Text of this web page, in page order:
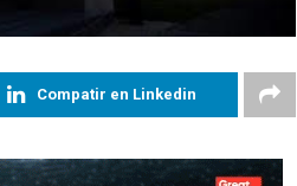
Compatir en Linkedin